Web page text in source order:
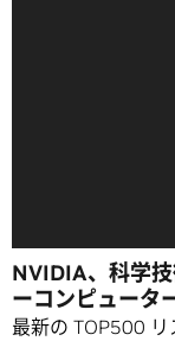
NVIDIA、科学
ーコンピュータ
最新の TOP500